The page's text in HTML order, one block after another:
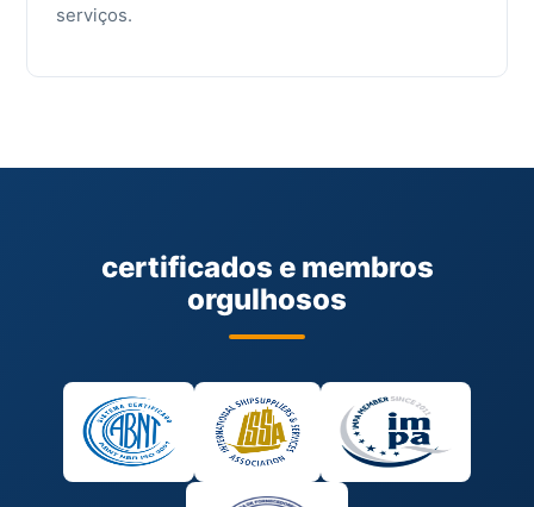
serviços.
certificados e membros
orgulhosos